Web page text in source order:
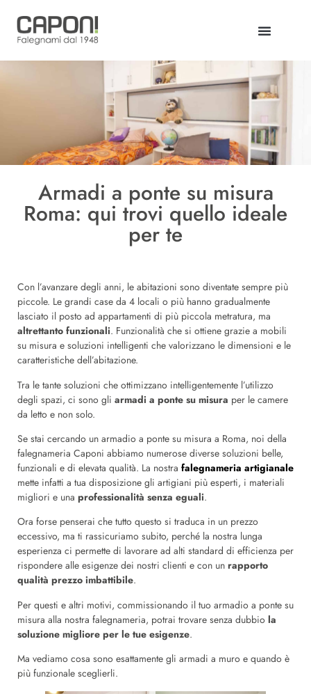
Armadi a ponte su misura
Roma: qui trovi quello ideale
per te
Con l’avanzare degli anni, le abitazioni sono diventate sempre più
piccole. Le grandi case da 4 locali o più hanno gradualmente
lasciato il posto ad appartamenti di più piccola metratura, ma
altrettanto funzionali. Funzionalità che si ottiene grazie a mobili
su misura e soluzioni intelligenti che valorizzano le dimensioni e le
caratteristiche dell’abitazione.
Tra le tante soluzioni che ottimizzano intelligentemente l’utilizzo
degli spazi, ci sono gli armadi a ponte su misura per le camere
da letto e non solo.
Se stai cercando un armadio a ponte su misura a Roma, noi della
falegnameria Caponi abbiamo numerose diverse soluzioni belle,
funzionali e di elevata qualità. La nostra falegnameria artigianale
mette infatti a tua disposizione gli artigiani più esperti, i materiali
migliori e una professionalità senza eguali.
Ora forse penserai che tutto questo si traduca in un prezzo
eccessivo, ma ti rassicuriamo subito, perché la nostra lunga
esperienza ci permette di lavorare ad alti standard di efficienza per
rispondere alle esigenze dei nostri clienti e con un rapporto
qualità prezzo imbattibile.
Per questi e altri motivi, commissionando il tuo armadio a ponte su
misura alla nostra falegnameria, potrai trovare senza dubbio la
soluzione migliore per le tue esigenze.
Ma vediamo cosa sono esattamente gli armadi a muro e quando è
più funzionale sceglierli.